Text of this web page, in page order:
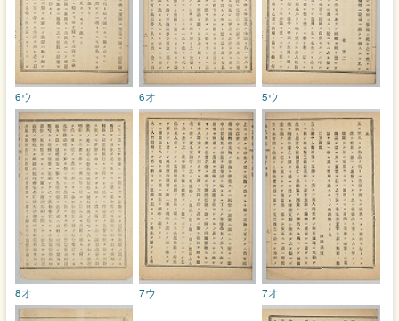
5ウ
6オ
6ウ
7オ
7ウ
8オ